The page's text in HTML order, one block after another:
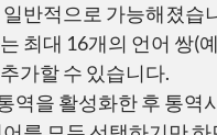
반적으로 가능해졌습
최대 16개의 언어 쌍(
가할 수 있습니다.
역을 활성화한 후 통역